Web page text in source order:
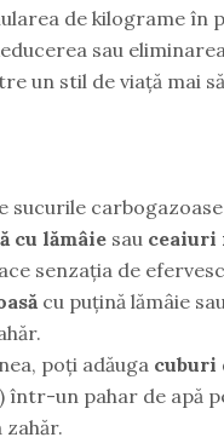
de kilograme în
sau
un stil de viață mai
sucurile
cu lămâiesau ceaiuri
senzația de
cu puțină lămâie
poți adăuga cuburi
într-un pahar de apă